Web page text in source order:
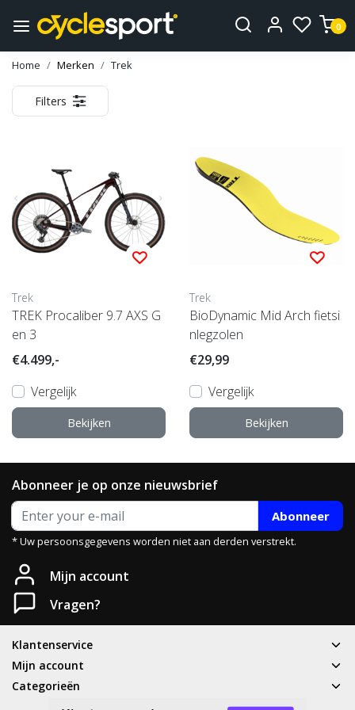
0
Home Merken Trek
Filters
Trek
TREK Procaliber 9.7 AXS G
en 3
€4.499,-
Vergelijk
Bekijken
Trek
BioDynamic Mid Arch fietsi
nlegzolen
€29,99
Vergelijk
Bekijken
Abonneer je op onze nieuwsbrief
Abonneer
* Uw persoonsgegevens worden niet aan derden verstrekt.
Mijn account
Vragen?
Klantenservice
Mijn account
Categorieën